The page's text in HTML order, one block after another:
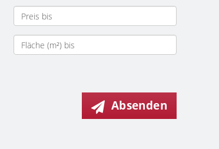
Absenden